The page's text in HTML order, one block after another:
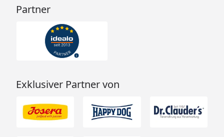
Partner
Exklusiver Partner von